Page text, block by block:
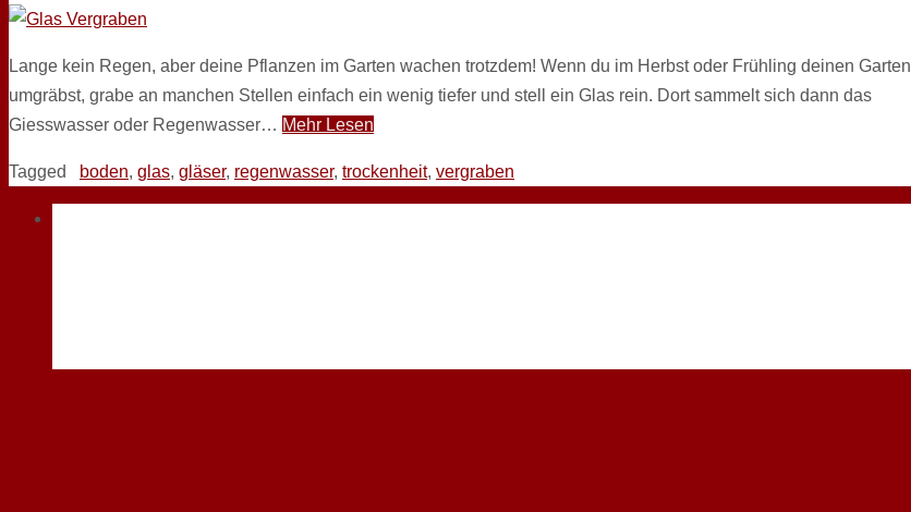
Lange kein Regen, aber deine Pflanzen im Garten wachen trotzdem! Wenn du im Herbst oder Frühling deinen Garten
umgräbst, grabe an manchen Stellen einfach ein wenig tiefer und stell ein Glas rein. Dort sammelt sich dann das
Giesswasser oder Regenwasser… Mehr Lesen
Tagged boden, glas, gläser, regenwasser, trockenheit, vergraben